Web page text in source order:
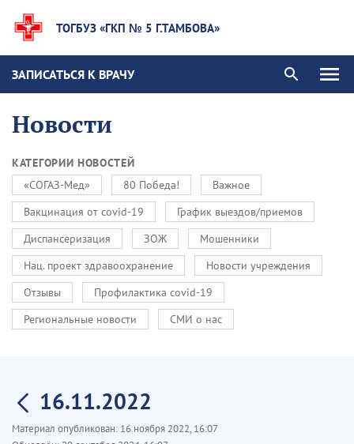
ТОГБУЗ «ГКП № 5 Г.ТАМБОВА»
ЗАПИСАТЬСЯ К ВРАЧУ
Новости
КАТЕГОРИИ НОВОСТЕЙ
«СОГАЗ-Мед»
80 Победа!
Важное
Вакцинация от covid-19
График выездов/приемов
Диспансеризация
ЗОЖ
Мошенники
Нац. проект здравоохранение
Новости учреждения
Отзывы
Профилактика covid-19
Региональные новости
СМИ о нас
16.11.2022
Материал опубликован: 16 ноября 2022, 16:07